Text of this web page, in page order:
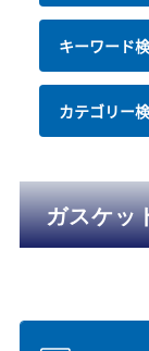
キーワード
カテゴリー
ガスケッ